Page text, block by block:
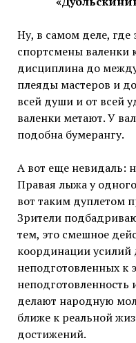
Ну, в самом деле, где
спортсмены валенки
дисциплина до
плеяды мастеров и
всей души и от всей
валенки метают. У
подобна бумерангу.
А вот еще невидаль:
Правая лыжа у
вот таким дуплетом
Зрители
тем, это смешное
координации усилий
неподготовленных к
делают народную
ближе к реальной
достижений.